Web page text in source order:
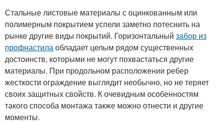
Стальные листовые материалы с оцинкованным или
полимерным покрытием успели заметно потеснить на
рынке другие виды покрытий. Горизонтальный забор из
профнастилаобладает целым рядом существенных
достоинств, которыми не могут похвастаться другие
материалы. При продольном расположении ребер
жесткости ограждение выглядит необычно, но не теряет
своих защитных свойств. К очевидным особенностям
такого способа монтажа также можно отнести и другие
моменты.